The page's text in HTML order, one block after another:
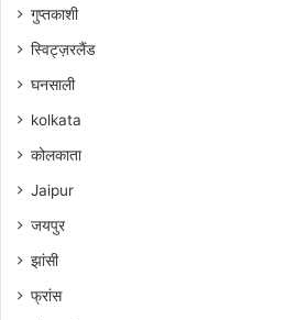
गुप्तकाशी
स्विट्ज़रलैंड
घनसाली
kolkata
कोलकाता
Jaipur
जयपुर
झांसी
फ्रांस